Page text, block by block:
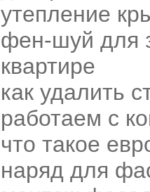
утепление
фен-шуй для
квартире
как удалить
работаем с
что такое
наряд для